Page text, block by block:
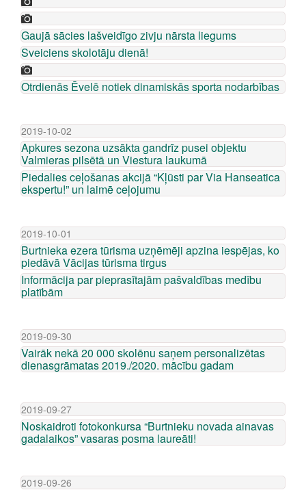
Gaujā sācies lašveidīgo zivju nārsta liegums
Sveiciens skolotāju dienā!
Otrdienās Ēvelē notiek dinamiskās sporta nodarbības
2019-10-02
Apkures sezona uzsākta gandrīz pusei objektu
Valmieras pilsētā un Viestura laukumā
Piedalies ceļošanas akcijā “Kļūsti par Via Hanseatica
ekspertu!” un laimē ceļojumu
2019-10-01
Burtnieka ezera tūrisma uzņēmēji apzina iespējas, ko
piedāvā Vācijas tūrisma tirgus
Informācija par pieprasītajām pašvaldības medību
platībām
2019-09-30
Vairāk nekā 20 000 skolēnu saņem personalizētas
dienasgrāmatas 2019./2020. mācību gadam
2019-09-27
Noskaidroti fotokonkursa “Burtnieku novada ainavas
gadalaikos” vasaras posma laureāti!
2019-09-26